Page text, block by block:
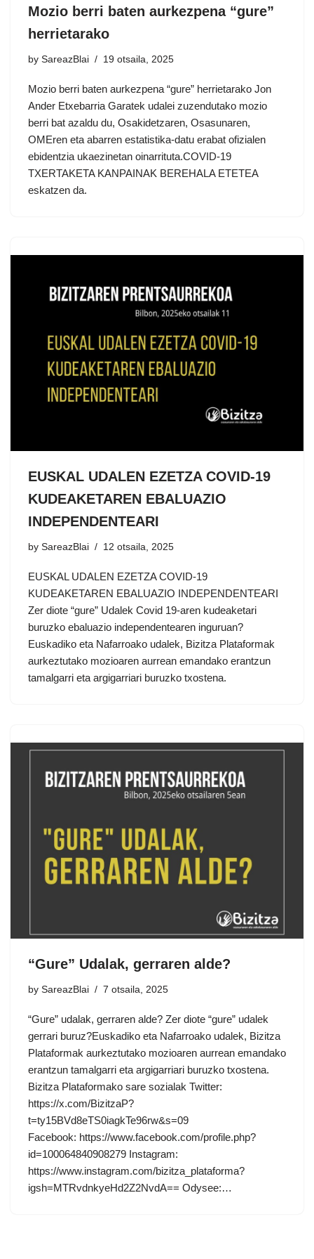
Mozio berri baten aurkezpena “gure”
herrietarako
by SareazBlai 19 otsaila, 2025
Mozio berri baten aurkezpena “gure” herrietarako Jon
Ander Etxebarria Garatek udalei zuzendutako mozio
berri bat azaldu du, Osakidetzaren, Osasunaren,
OMEren eta abarren estatistika-datu erabat ofizialen
ebidentzia ukaezinetan oinarrituta.COVID-19
TXERTAKETA KANPAINAK BEREHALA ETETEA
eskatzen da.
EUSKAL UDALEN EZETZA COVID-19
KUDEAKETAREN EBALUAZIO
INDEPENDENTEARI
by SareazBlai 12 otsaila, 2025
EUSKAL UDALEN EZETZA COVID-19
KUDEAKETAREN EBALUAZIO INDEPENDENTEARI
Zer diote “gure” Udalek Covid 19-aren kudeaketari
buruzko ebaluazio independentearen inguruan?
Euskadiko eta Nafarroako udalek, Bizitza Plataformak
aurkeztutako mozioaren aurrean emandako erantzun
tamalgarri eta argigarriari buruzko txostena.
“Gure” Udalak, gerraren alde?
by SareazBlai 7 otsaila, 2025
“Gure” udalak, gerraren alde? Zer diote “gure” udalek
gerrari buruz?Euskadiko eta Nafarroako udalek, Bizitza
Plataformak aurkeztutako mozioaren aurrean emandako
erantzun tamalgarri eta argigarriari buruzko txostena.
Bizitza Plataformako sare sozialak Twitter:
https://x.com/BizitzaP?
t=ty15BVd8eTS0iagkTe96rw&s=09
Facebook: https://www.facebook.com/profile.php?
id=100064840908279 Instagram:
https://www.instagram.com/bizitza_plataforma?
igsh=MTRvdnkyeHd2Z2NvdA== Odysee:…